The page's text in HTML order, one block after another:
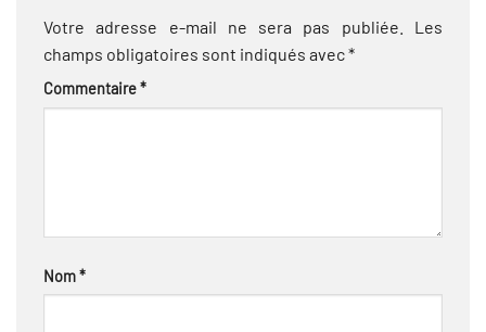
Votre adresse e-mail ne sera pas publiée.
Les
champs obligatoires sont indiqués avec*
Commentaire*
Nom*